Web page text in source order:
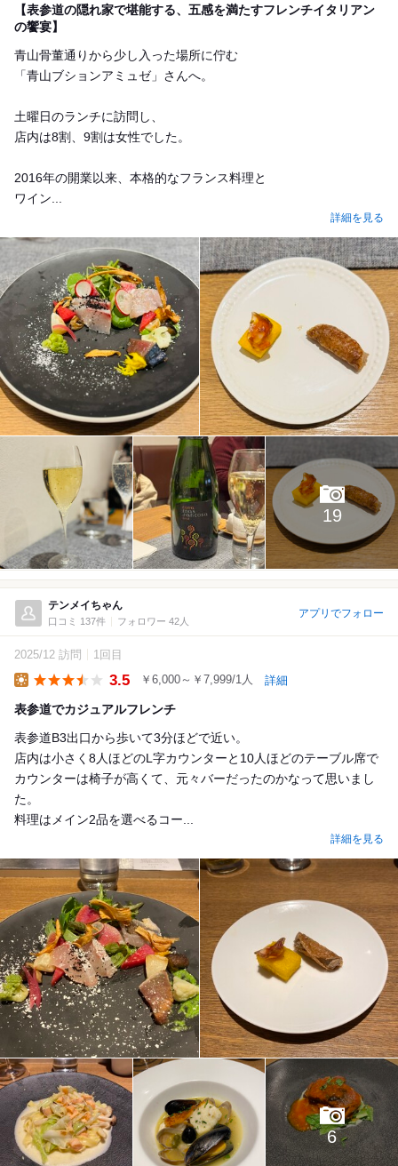
【表参道の隠れ家で堪能する、五感を満たすフレンチイタリアン
の饗宴】
青山骨董通りから少し入った場所に佇む
「青山ブションアミュゼ」さんへ。
土曜日のランチに訪問し、
店内は8割、9割は女性でした。
2016年の開業以来、本格的なフランス料理と
ワイン...
詳細を見る
19
テンメイちゃん
口コミ 137件 フォロワー 42人
アプリでフォロー
2025/12 訪問 1回目
3.5 ￥6,000～￥7,999/1人 詳細
表参道でカジュアルフレンチ
表参道B3出口から歩いて3分ほどで近い。
店内は小さく8人ほどのL字カウンターと10人ほどのテーブル席で
カウンターは椅子が高くて、元々バーだったのかなって思いまし
た。
料理はメイン2品を選べるコー...
詳細を見る
6